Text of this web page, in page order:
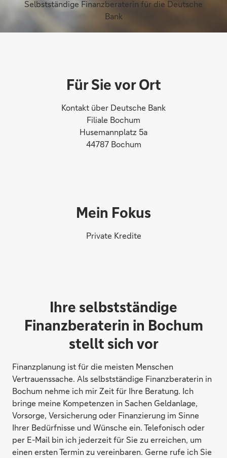
Selbstständige Finanzberaterin für die Deutsche
Bank
Für Sie vor Ort
Kontakt über Deutsche Bank
Filiale Bochum
Husemannplatz 5a
44787 Bochum
Mein Fokus
Private Kredite
Ihre selbstständige
Finanzberaterin in Bochum
stellt sich vor
Finanzplanung ist für die meisten Menschen
Vertrauenssache. Als selbstständige Finanzberaterin in
Bochum nehme ich mir Zeit für Ihre Beratung. Ich
bringe meine Kompetenzen in Sachen Geldanlage,
Vorsorge, Versicherung oder Finanzierung im Sinne
Ihrer Bedürfnisse und Wünsche ein. Telefonisch oder
per E-Mail bin ich jederzeit für Sie zu erreichen, um
einen ersten Termin zu vereinbaren. Gerne rufe ich Sie